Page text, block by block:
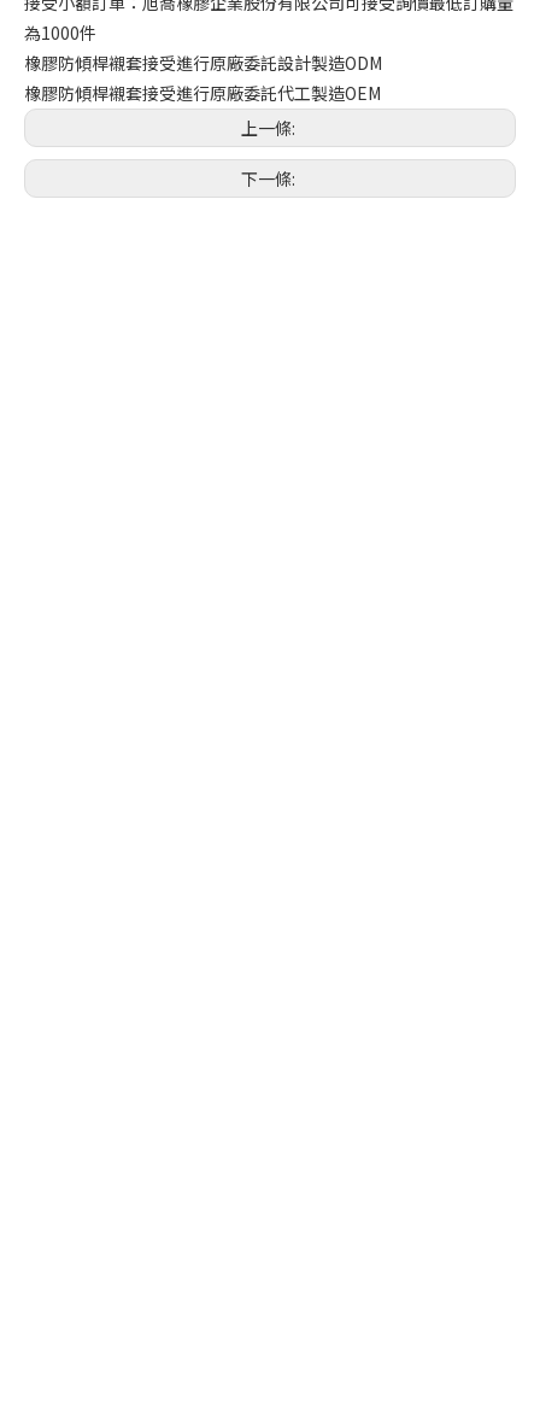
為1000件
橡膠防傾桿襯套接受進行原廠委託設計製造ODM
橡膠防傾桿襯套接受進行原廠委託代工製造OEM
上一條:
下一條: